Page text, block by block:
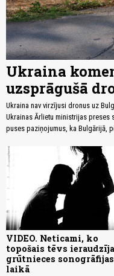
Ukraina
uzsprāgušā
Ukraina nav virzījusi dronus uz
Ukrainas Ārlietu ministrijas
puses paziņojumus, ka Bulgārijā,
VIDEO. Neticami, ko
topošais tēvs ieraudzīja
grūtnieces sonogrāfijas
laikā